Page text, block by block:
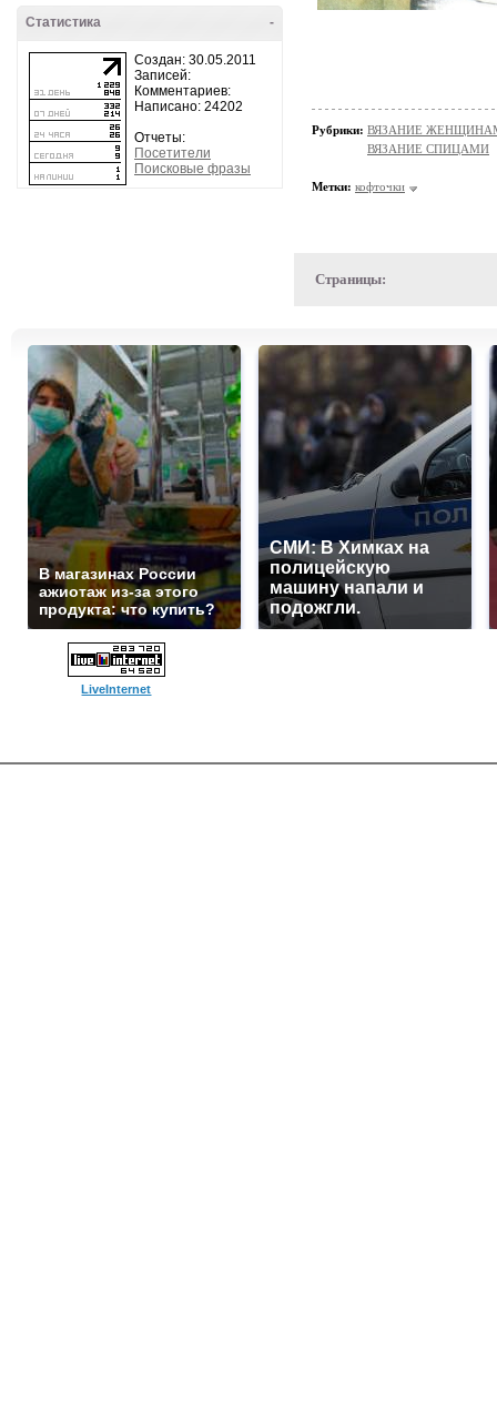
-
Статистика
Создан: 30.05.2011
Записей:
Комментариев:
Написано: 24202
Отчеты:
Посетители
Поисковые фразы
Рубрики: ВЯЗАНИЕ ЖЕНЩИНАМ/
ВЯЗАНИЕ СПИЦАМИ
Метки: кофточки
Страницы:
В магазинах России
ажиотаж из-за этого
продукта: что купить?
СМИ: В Химках на
полицейскую
машину напали и
подожгли.
LiveInternet